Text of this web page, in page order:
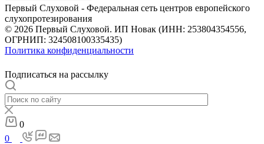
Первый Слуховой - Федеральная сеть центров европейского
слухопротезирования
© 2026 Первый Слуховой. ИП Новак (ИНН: 253804354556,
ОГРНИП: 324508100335435)
Политика конфиденциальности
Подписаться на рассылку
0
0